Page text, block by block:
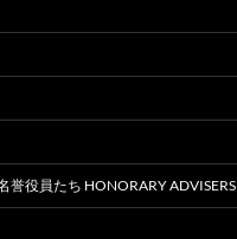
誉役員たち HONORARY ADVISERS